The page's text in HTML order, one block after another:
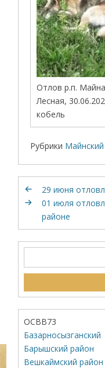
Отлов р.п.
Лесная,
кобель
Рубрики
29 июня
01 июля
районе
ОСВВ73
Базарносызганский
Барышский район
Вешкаймский район